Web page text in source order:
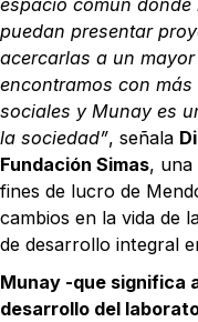
espacio común
puedan presentar
acercarlas a un
encontramos con
sociales y Munay es
la sociedad”, señala
Fundación Simas, una
fines de lucro de
cambios en la vida de
de desarrollo integral
Munay -que significa
desarrollo del